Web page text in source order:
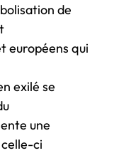
de
européens qui
exilé se
une
ci